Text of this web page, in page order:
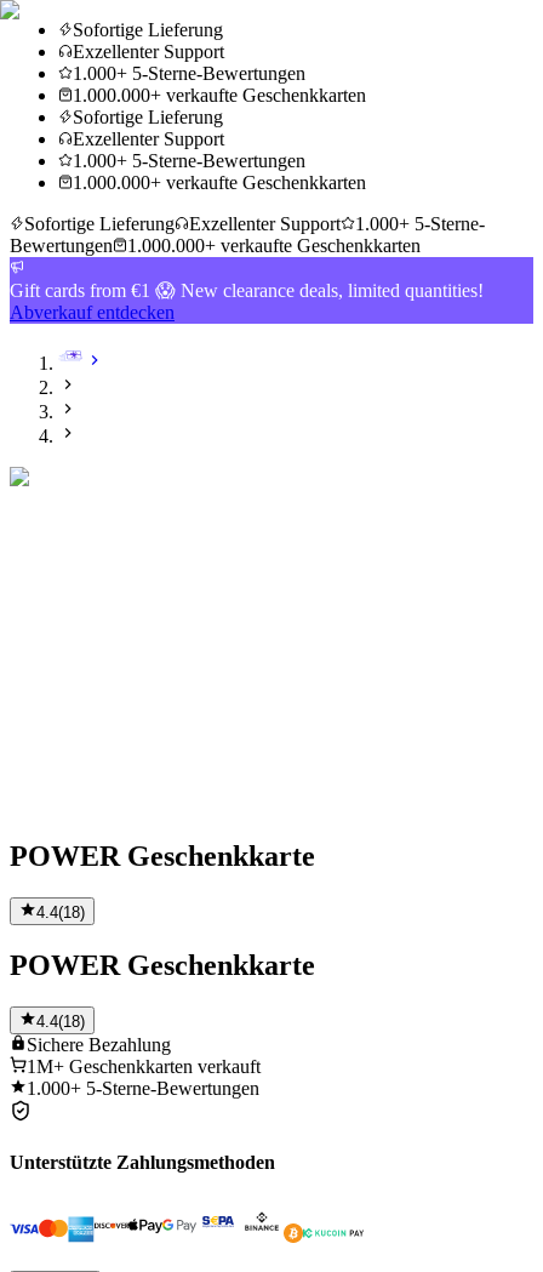
Sofortige Lieferung
Exzellenter Support
1.000+ 5-Sterne-Bewertungen
1.000.000+ verkaufte Geschenkkarten
Sofortige Lieferung
Exzellenter Support
1.000+ 5-Sterne-Bewertungen
1.000.000+ verkaufte Geschenkkarten
Sofortige Lieferung
Exzellenter Support
1.000+ 5-Sterne-
Bewertungen
1.000.000+ verkaufte Geschenkkarten
Gift cards from €1 😱 New clearance deals, limited quantities!
Abverkauf entdecken
POWER Geschenkkarte
4.4(18)
POWER Geschenkkarte
4.4(18)
Sichere Bezahlung
1M+ Geschenkkarten verkauft
1.000+ 5-Sterne-Bewertungen
Unterstützte Zahlungsmethoden